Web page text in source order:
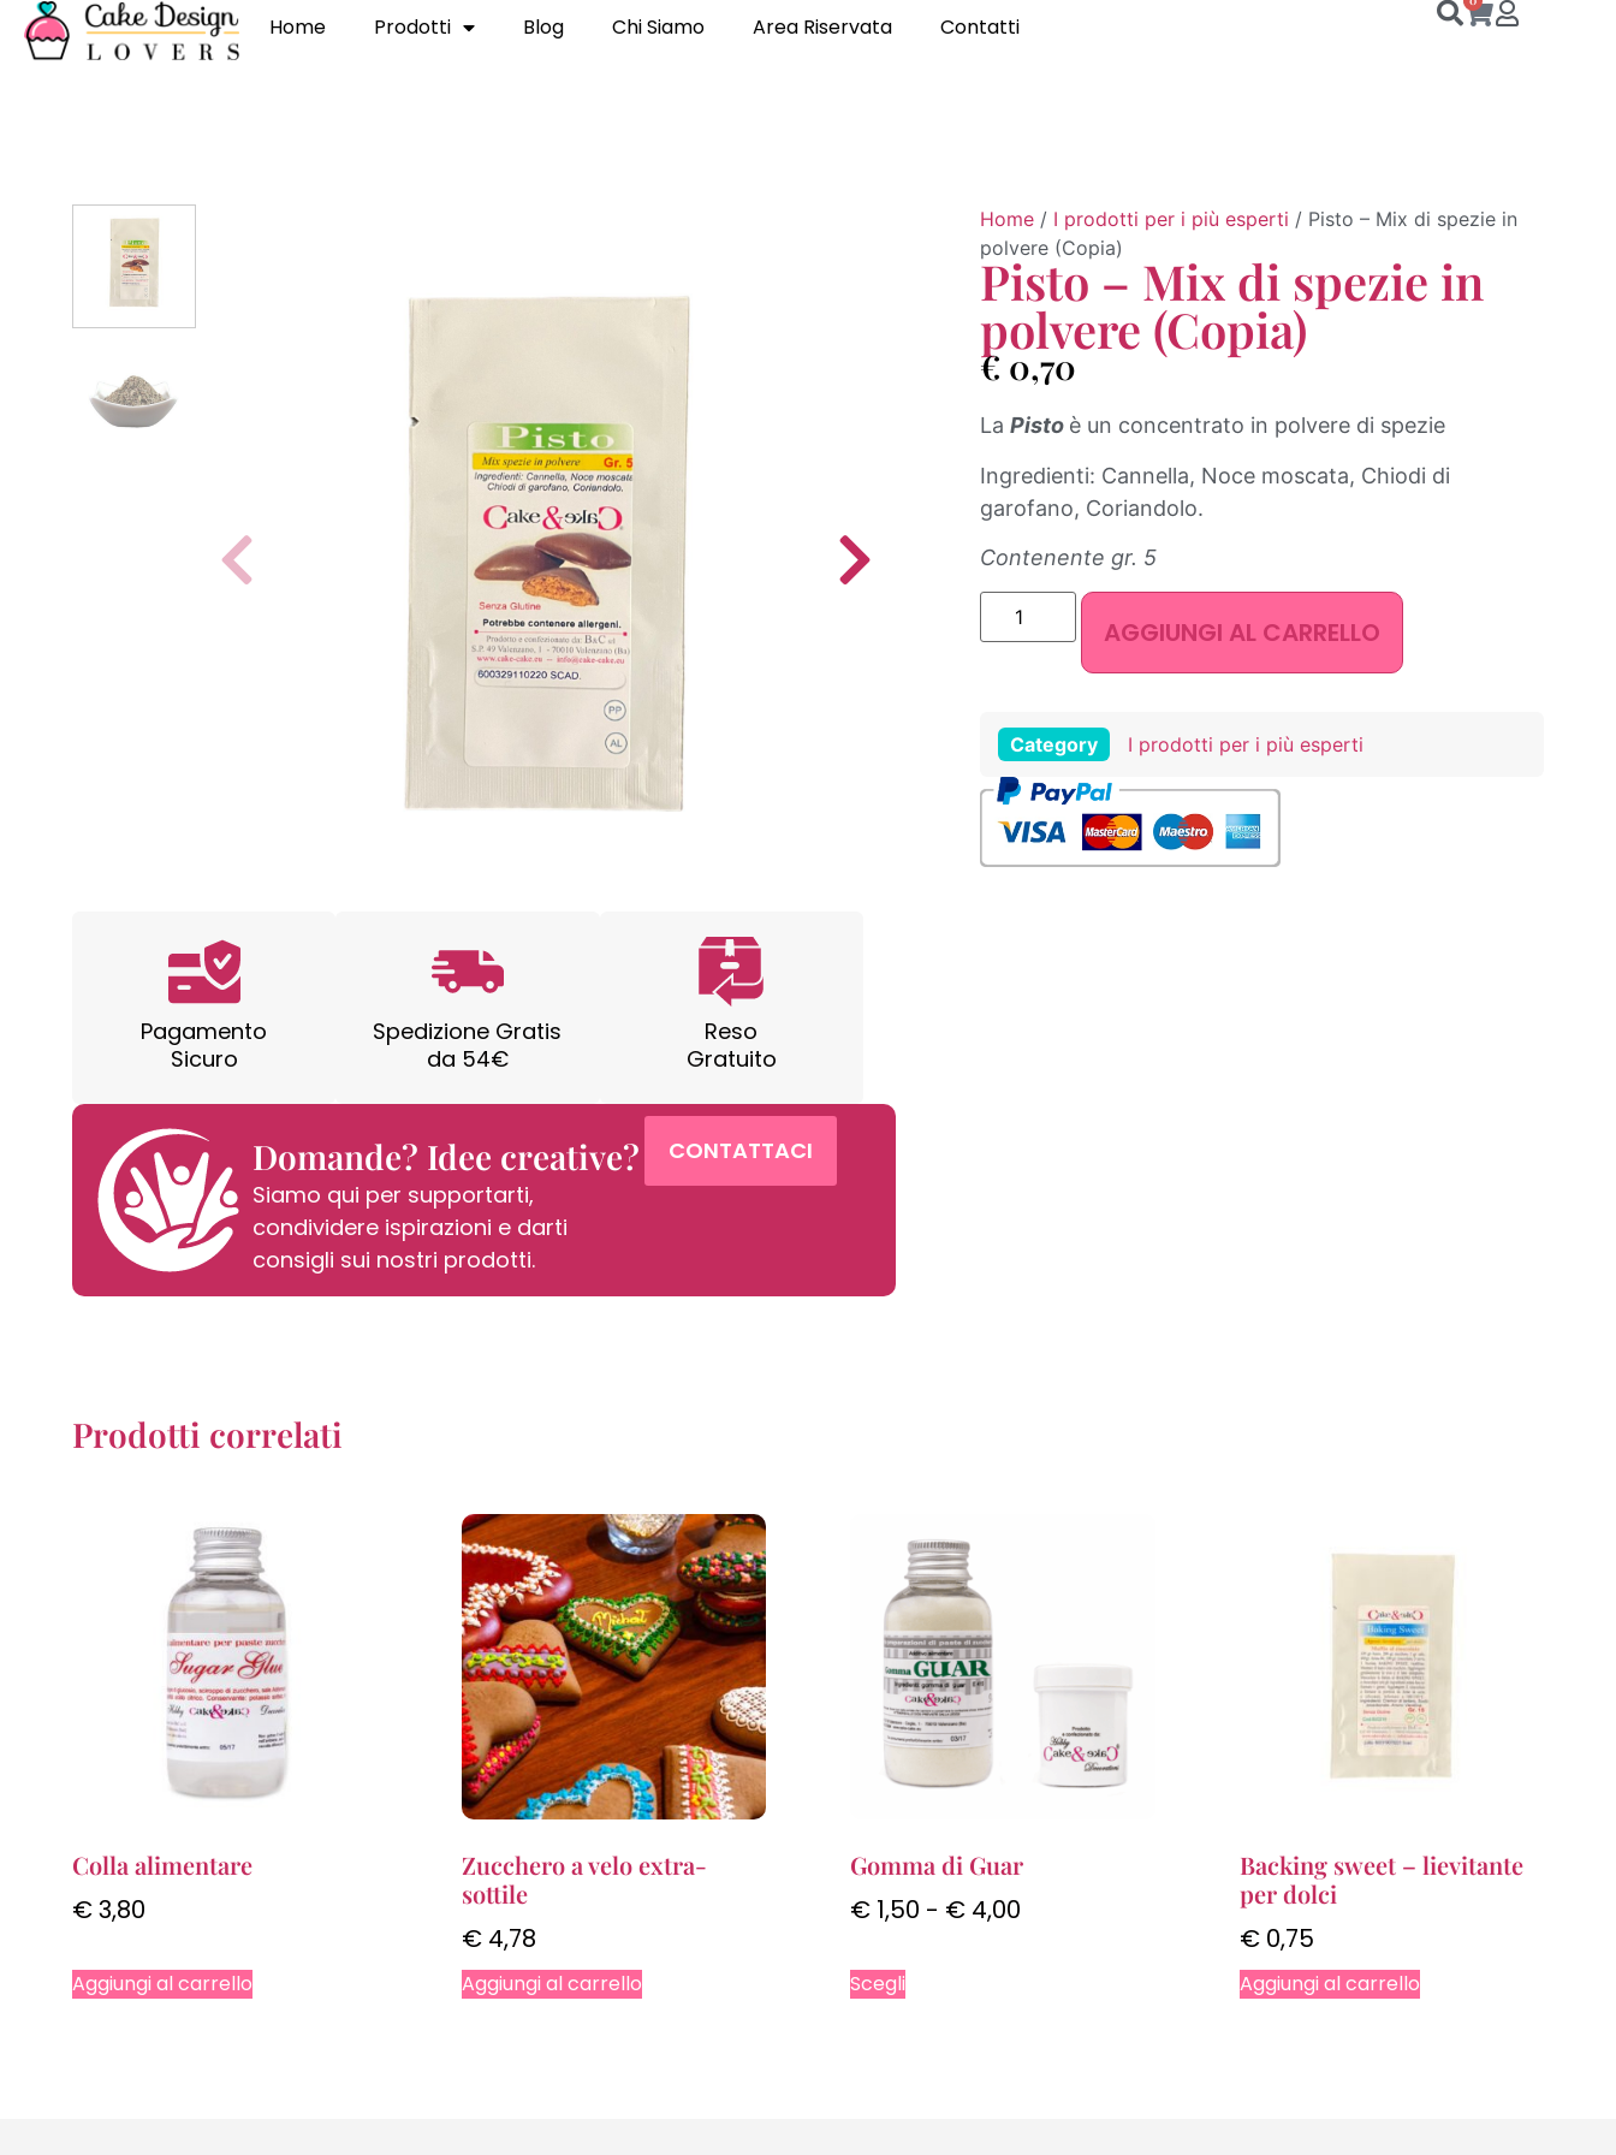
Home Prodotti Blog Chi Siamo Area Riservata Contatti
Pagamento
Sicuro
Spedizione Gratis
da 54€
Reso
Gratuito
Domande? Idee creative?
Siamo qui per supportarti,
condividere ispirazioni e darti
consigli sui nostri prodotti.
CONTATTACI
Home / I prodotti per i più esperti / Pisto – Mix di spezie in
polvere (Copia)
Pisto – Mix di spezie in
polvere (Copia)
€ 0,70
LaPisto è un concentrato in polvere di spezie
Ingredienti: Cannella, Noce moscata, Chiodi di
garofano, Coriandolo.
Contenente gr. 5
AGGIUNGI AL CARRELLO
Category I prodotti per i più esperti
Prodotti correlati
Colla alimentare
€3,80
Aggiungi al carrello
Zucchero a velo extra-
sottile
€4,78
Aggiungi al carrello
Gomma di Guar
€ 1,50 - € 4,00
Scegli
Backing sweet – lievitante
per dolci
€0,75
Aggiungi al carrello